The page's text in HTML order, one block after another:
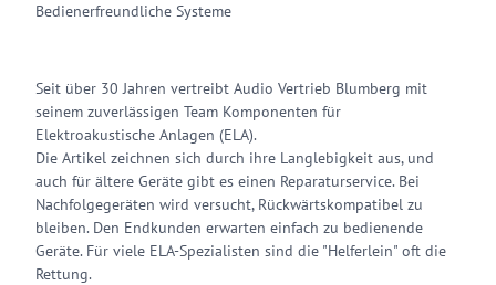
Bedienerfreundliche Systeme
Seit über 30 Jahren vertreibt Audio Vertrieb Blumberg mit
seinem zuverlässigen Team Komponenten für
Elektroakustische Anlagen (ELA).
Die Artikel zeichnen sich durch ihre Langlebigkeit aus, und
auch für ältere Geräte gibt es einen Reparaturservice. Bei
Nachfolgegeräten wird versucht, Rückwärtskompatibel zu
bleiben. Den Endkunden erwarten einfach zu bedienende
Geräte. Für viele ELA-Spezialisten sind die "Helferlein" oft die
Rettung.